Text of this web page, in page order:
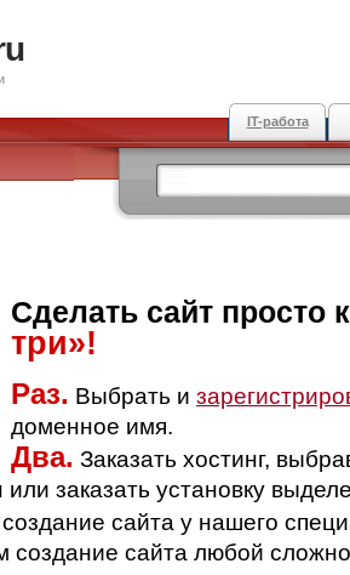
IT-работа
Сделать сайт просто
три»!
Раз. Выбрать и
доменное имя.
Два. Заказать хостинг,
заказать установку
создание сайта у нашего
создание сайта любой